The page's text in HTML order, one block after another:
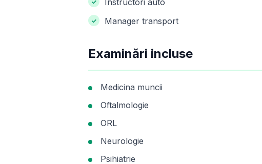
Instructori auto
Manager transport
Examinări incluse
Medicina muncii
Oftalmologie
ORL
Neurologie
Psihiatrie